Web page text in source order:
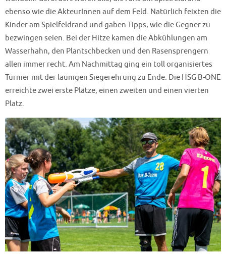
ebenso wie die AkteurInnen auf dem Feld. Natürlich feixten die
Kinder am Spielfeldrand und gaben Tipps, wie die Gegner zu
bezwingen seien. Bei der Hitze kamen die Abkühlungen am
Wasserhahn, den Plantschbecken und den Rasensprengern
allen immer recht. Am Nachmittag ging ein toll organisiertes
Turnier mit der launigen Siegerehrung zu Ende. Die HSG B-ONE
erreichte zwei erste Plätze, einen zweiten und einen vierten
Platz.